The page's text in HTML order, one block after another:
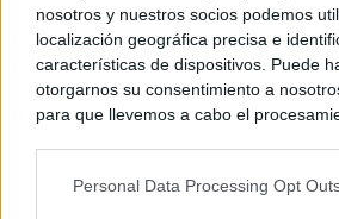
nosotros y nuestros socios podemos
localización geográfica precisa e
características de dispositivos. Puede
otorgarnos su consentimiento a
para que llevemos a cabo el
negar su consentimiento. Tenga en
Personal Data Processing Opt